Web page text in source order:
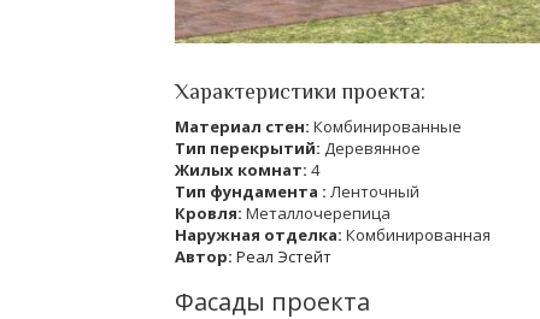
Характеристики проекта:
Материал стен: Комбинированные
Тип перекрытий: Деревянное
Жилых комнат: 4
Тип фундамента : Ленточный
Кровля: Металлочерепица
Наружная отделка: Комбинированная
Автор: Реал Эстейт
Фасады проекта